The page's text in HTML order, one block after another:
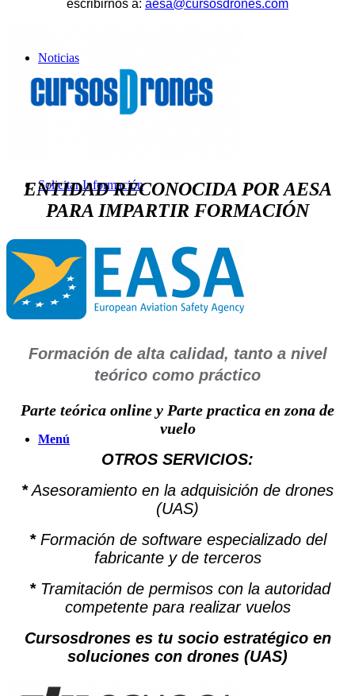
Noticias
Solicitar Información
Buscar
Menú
escribirnos a: aesa@cursosdrones.com
ENTIDAD RECONOCIDA POR AESA
PARA IMPARTIR FORMACIÓN
Formación de alta calidad, tanto a nivel
teórico como práctico
Parte teórica online y Parte practica en zona de
vuelo
OTROS SERVICIOS:
*Asesoramiento en la adquisición de drones
(UAS)
*Formación de software especializado del
fabricante y de terceros
*Tramitación de permisos con la autoridad
competente para realizar vuelos
Cursosdrones es tu socio estratégico en
soluciones con drones (UAS)